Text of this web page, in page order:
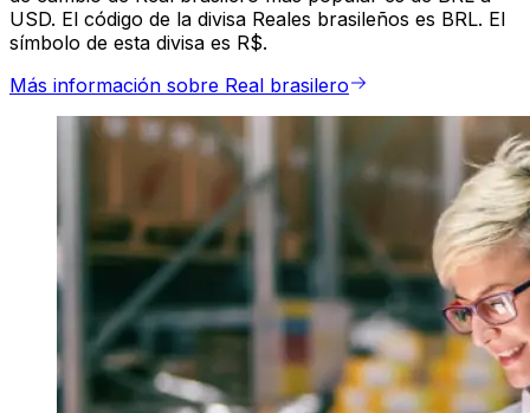
USD. El código de la divisa Reales brasileños es BRL. El
símbolo de esta divisa es R$.
Más información sobre Real brasilero